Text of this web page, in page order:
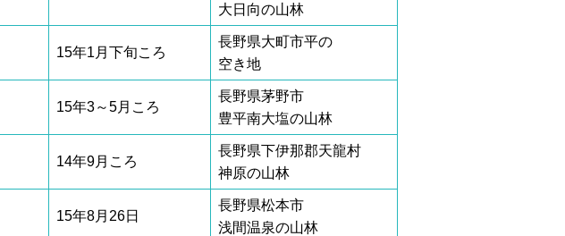
大日向の山林
15年1月下旬ころ
長野県大町市平の
空き地
15年3～5月ころ
長野県茅野市
豊平南大塩の山林
14年9月ころ
長野県下伊那郡天龍村
神原の山林
15年8月26日
長野県松本市
浅間温泉の山林